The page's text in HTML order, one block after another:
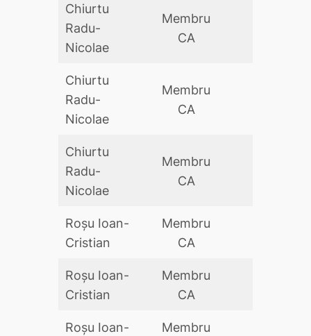
Chiurtu
Radu-
Nicolae
Membru
CA
Chiurtu
Radu-
Nicolae
Membru
CA
Chiurtu
Radu-
Nicolae
Membru
CA
Roșu Ioan-
Cristian
Membru
CA
Roșu Ioan-
Cristian
Membru
CA
Roșu Ioan-
Membru